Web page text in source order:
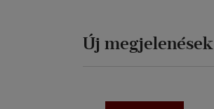
Új megjelenések